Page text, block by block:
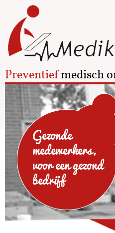
Preventiefmedisch
Gezonde
medewerkers,
voor een gezond
bedrijf